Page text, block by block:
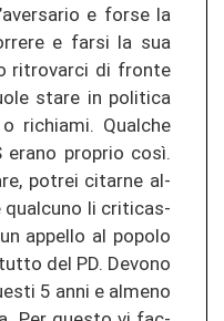
e forse la
e farsi la sua
ri­tro­var­ci di fron­te
stare in po­li­ti­ca
ri­chia­mi. Qual­che
pro­prio così.
po­trei ci­tar­ne al­
qual­cu­no li cri­ti­cas­
ap­pel­lo al po­po­lo
del PD. De­vo­no
5 anni e al­me­no